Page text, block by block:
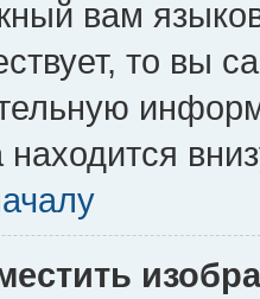
вам
то вы